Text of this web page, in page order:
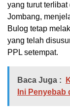
yang turut
Jombang,
Bulog tetap
yang telah
PPL setempat.
Baca Juga :
Ini